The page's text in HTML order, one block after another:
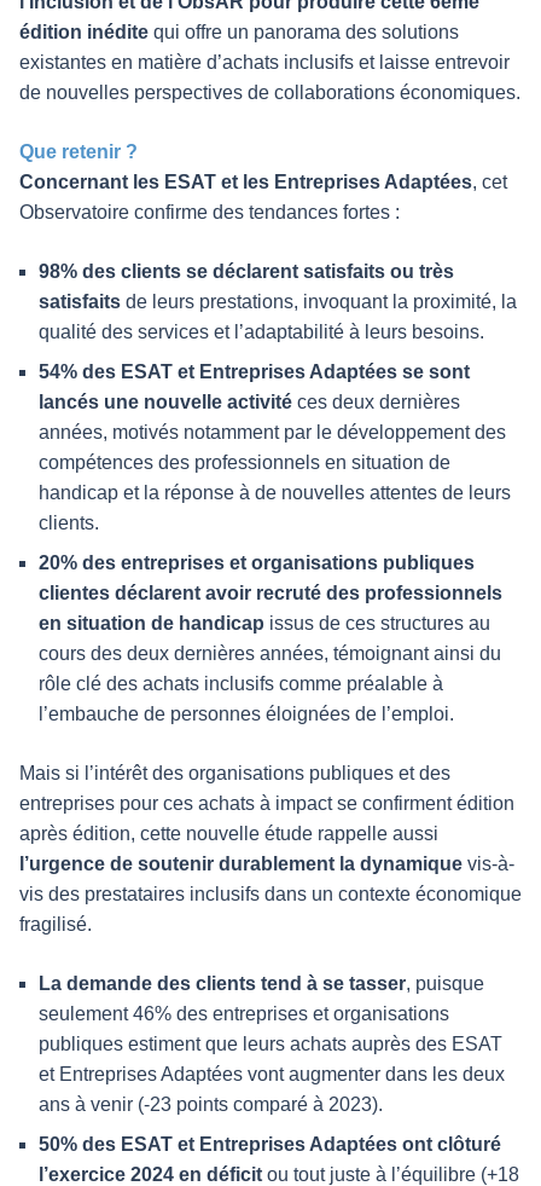
édition inédite qui offre un panorama des solutions
existantes en matière d’achats inclusifs et laisse entrevoir
de nouvelles perspectives de collaborations économiques.
Que retenir ?
Concernant les ESAT et les Entreprises Adaptées, cet
Observatoire confirme des tendances fortes :
98% des clients se déclarent satisfaits ou très
satisfaits de leurs prestations, invoquant la proximité, la
qualité des services et l’adaptabilité à leurs besoins.
54% des ESAT et Entreprises Adaptées se sont
lancés une nouvelle activité ces deux dernières
années, motivés notamment par le développement des
compétences des professionnels en situation de
handicap et la réponse à de nouvelles attentes de leurs
clients.
20% des entreprises et organisations publiques
clientes déclarent avoir recruté des professionnels
en situation de handicap issus de ces structures au
cours des deux dernières années, témoignant ainsi du
rôle clé des achats inclusifs comme préalable à
l’embauche de personnes éloignées de l’emploi.
Mais si l’intérêt des organisations publiques et des
entreprises pour ces achats à impact se confirment édition
après édition, cette nouvelle étude rappelle aussi
l’urgence de soutenir durablement la dynamique vis-à-
vis des prestataires inclusifs dans un contexte économique
fragilisé.
La demande des clients tend à se tasser, puisque
seulement 46% des entreprises et organisations
publiques estiment que leurs achats auprès des ESAT
et Entreprises Adaptées vont augmenter dans les deux
ans à venir (-23 points comparé à 2023).
50% des ESAT et Entreprises Adaptées ont clôturé
l’exercice 2024 en déficit ou tout juste à l’équilibre (+18